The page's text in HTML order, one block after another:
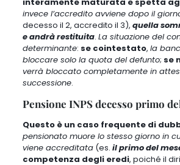
invece l’accredito avviene dopo il
decesso il 2, accredito il 3), quella
e andrà restituita. La situazione del
determinante: se cointestato, la
bloccare solo la quota del defunto; se
verrà bloccato completamente in
successione.
Pensione INPS decesso primo
Questo è un caso frequente di
pensionato muore lo stesso giorno in
viene accreditata(es. il primo del
competenza degli eredi, poiché il